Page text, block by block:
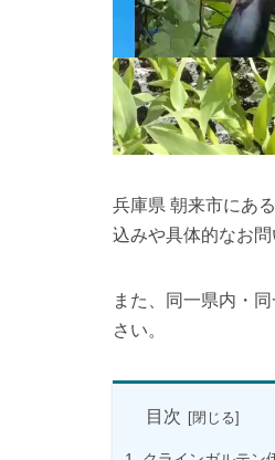
兵庫県 朝来市にあ
込みや具体的なお
また、同一県内・
さい。
目次